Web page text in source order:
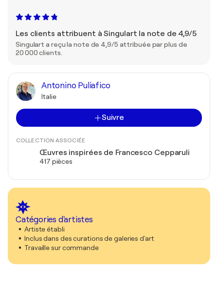
Les clients attribuent à Singulart la note de 4,9/5
Singulart a reçu la note de 4,9/5 attribuée par plus de
20 000 clients.
Antonino Puliafico
Italie
Suivre
COLLECTION ASSOCIÉE
Œuvres inspirées de Francesco Cepparuli
417 pièces
Catégories d'artistes
Artiste établi
Inclus dans des curations de galeries d'art
Travaille sur commande